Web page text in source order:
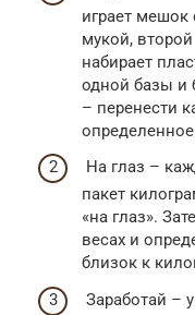
играет
мукой,
набирает
одной базы и
– перенести
определенное
На глаз –
пакет
«на глаз».
весах и
близок к
Заработай –